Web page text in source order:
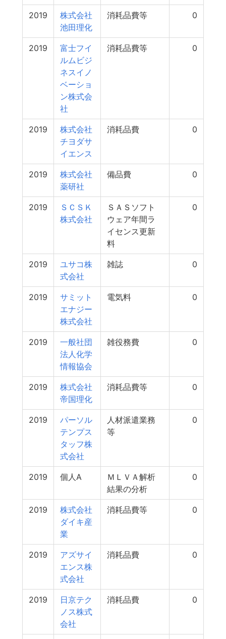
2019
株式会社
池田理化
消耗品費等 0
2019
富士フイ
ルムビジ
ネスイノ
ベーショ
ン株式会
社
消耗品費等 0
2019
株式会社
チヨダサ
イエンス
消耗品費 0
2019
株式会社
薬研社
備品費 0
2019
ＳＣＳＫ
株式会社
ＳＡＳソフト
ウェア年間ラ
イセンス更新
料
0
2019
ユサコ株
式会社
雑誌 0
2019
サミット
エナジー
株式会社
電気料 0
2019
一般社団
法人化学
情報協会
雑役務費 0
2019
株式会社
帝国理化
消耗品費等 0
2019
パーソル
テンプス
タッフ株
式会社
人材派遣業務
等
0
2019 個人A
ＭＬＶＡ解析
結果の分析
0
2019
株式会社
ダイキ産
業
消耗品費等 0
2019
アズサイ
エンス株
式会社
消耗品費 0
2019
日京テク
ノス株式
会社
消耗品費 0